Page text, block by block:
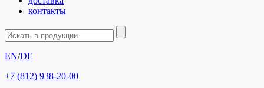
контакты
EN/DE
+7 (812) 938-20-00